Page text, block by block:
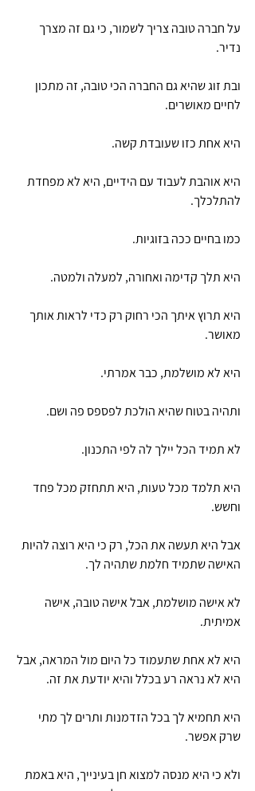
על חברה טובה צריך לשמור, כי גם זה מצרך
נדיר.
ובת זוג שהיא גם החברה הכי טובה, זה מתכון
לחיים מאושרים.
היא אחת כזו שעובדת קשה.
היא אוהבת לעבוד עם הידיים, היא לא מפחדת
להתלכלך.
כמו בחיים ככה בזוגיות.
היא תלך קדימה ואחורה, למעלה ולמטה.
היא תרוץ איתך הכי רחוק רק כדי לראות אותך
מאושר.
היא לא מושלמת, כבר אמרתי.
ותהיה בטוח שהיא הולכת לפספס פה ושם.
לא תמיד הכל יילך לה לפי התכנון.
היא תלמד מכל טעות, היא תתחזק מכל פחד
וחשש.
אבל היא תעשה את הכל, רק כי היא רוצה להיות
האישה שתמיד חלמת שתהיה לך.
לא אישה מושלמת, אבל אישה טובה, אישה
אמיתית.
היא לא אחת שתעמוד כל היום מול המראה, אבל
היא לא נראה רע בכלל והיא יודעת את זה.
היא תחמיא לך בכל הזדמנות ותרים לך מתי
שרק אפשר.
ולא כי היא מנסה למצוא חן בעינייך, היא באמת